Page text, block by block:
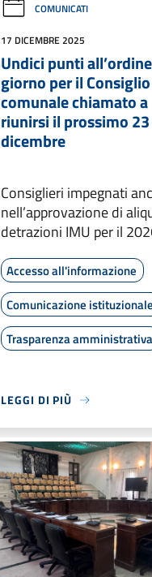
COMUNICATI
17 DICEMBRE 2025
Undici punti
giorno per il Consiglio
comunale chiamato a
riunirsi il prossimo 23
dicembre
Consiglieri impegnati
nell’approvazione di
detrazioni IMU per il
Accesso all'informazione
Comunicazione istituzionale
Trasparenza amministrativa
LEGGI DI PIÙ